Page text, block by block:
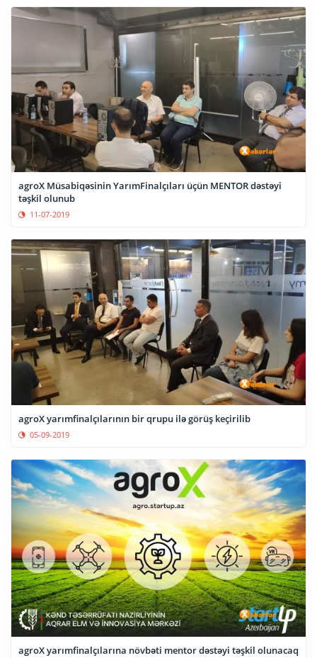
agroX Müsabiqəsinin YarımFinalçıları üçün MENTOR dəstəyi
təşkil olunub
11-07-2019
agroX yarımfinalçılarının bir qrupu ilə görüş keçirilib
05-09-2019
agroX yarımfinalçılarına növbəti mentor dəstəyi təşkil olunacaq